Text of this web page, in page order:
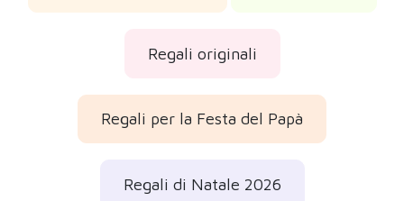
Regali originali
Regali per la Festa del Papà
Regali di Natale 2026